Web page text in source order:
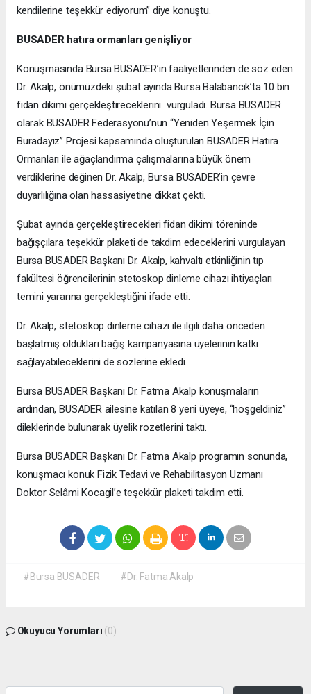
kendilerine teşekkür ediyorum” diye konuştu.
BUSADER hatıra ormanları genişliyor
Konuşmasında Bursa BUSADER’in faaliyetlerinden de söz eden
Dr. Akalp, önümüzdeki şubat ayında Bursa Balabancık’ta 10 bin
fidan dikimi gerçekleştireceklerini vurguladı. Bursa BUSADER
olarak BUSADER Federasyonu’nun “Yeniden Yeşermek İçin
Buradayız” Projesi kapsamında oluşturulan BUSADER Hatıra
Ormanları ile ağaçlandırma çalışmalarına büyük önem
verdiklerine değinen Dr. Akalp, Bursa BUSADER’in çevre
duyarlılığına olan hassasiyetine dikkat çekti.
Şubat ayında gerçekleştirecekleri fidan dikimi töreninde
bağışçılara teşekkür plaketi de takdim edeceklerini vurgulayan
Bursa BUSADER Başkanı Dr. Akalp, kahvaltı etkinliğinin tıp
fakültesi öğrencilerinin stetoskop dinleme cihazı ihtiyaçları
temini yararına gerçekleştiğini ifade etti.
Dr. Akalp, stetoskop dinleme cihazı ile ilgili daha önceden
başlatmış oldukları bağış kampanyasına üyelerinin katkı
sağlayabileceklerini de sözlerine ekledi.
Bursa BUSADER Başkanı Dr. Fatma Akalp konuşmaların
ardından, BUSADER ailesine katılan 8 yeni üyeye, “hoşgeldiniz”
dileklerinde bulunarak üyelik rozetlerini taktı.
Bursa BUSADER Başkanı Dr. Fatma Akalp programın sonunda,
konuşmacı konuk Fizik Tedavi ve Rehabilitasyon Uzmanı
Doktor Selâmi Kocagil’e teşekkür plaketi takdim etti.
#Bursa BUSADER #Dr. Fatma Akalp
Okuyucu Yorumları (0)